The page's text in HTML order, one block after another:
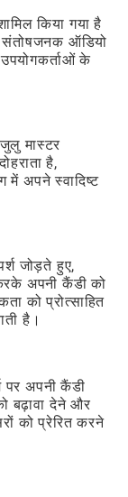
किया गया है
ऑडियो
उपयोगकर्ताओं के
मास्टर
है,
में अपने स्वादिष्ट
जोड़ते हुए,
अपनी कैंडी को
को प्रोत्साहित
है।
पर अपनी कैंडी
बढ़ावा देने और
को प्रेरित करने